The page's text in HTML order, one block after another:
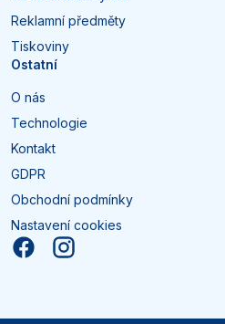
Reklamní předměty
Tiskoviny
Ostatní
O nás
Technologie
Kontakt
GDPR
Obchodní podmínky
Nastavení cookies